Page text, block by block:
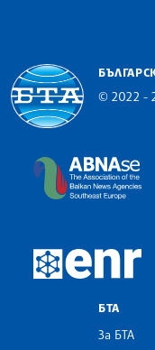
© 2022 -
БТА
За БТА